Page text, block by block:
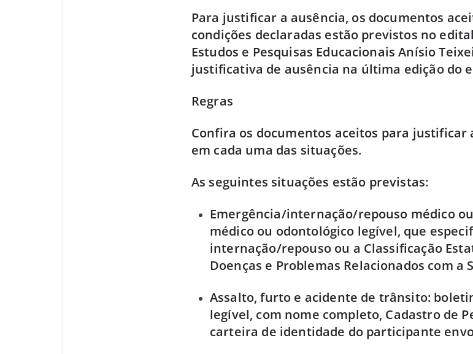
Para justificar a ausência, os documentos
condições declaradas estão previstos no
Estudos e Pesquisas Educacionais Anísio
justificativa de ausência na última edição do
Regras
Confira os documentos aceitos para justificar
em cada uma das situações.
As seguintes situações estão previstas:
Emergência/internação/repouso médico
médico ou odontológico legível, que
internação/repouso ou a Classificação
Doenças e Problemas Relacionados com a
Assalto, furto e acidente de trânsito:
legível, com nome completo, Cadastro de
carteira de identidade do participante